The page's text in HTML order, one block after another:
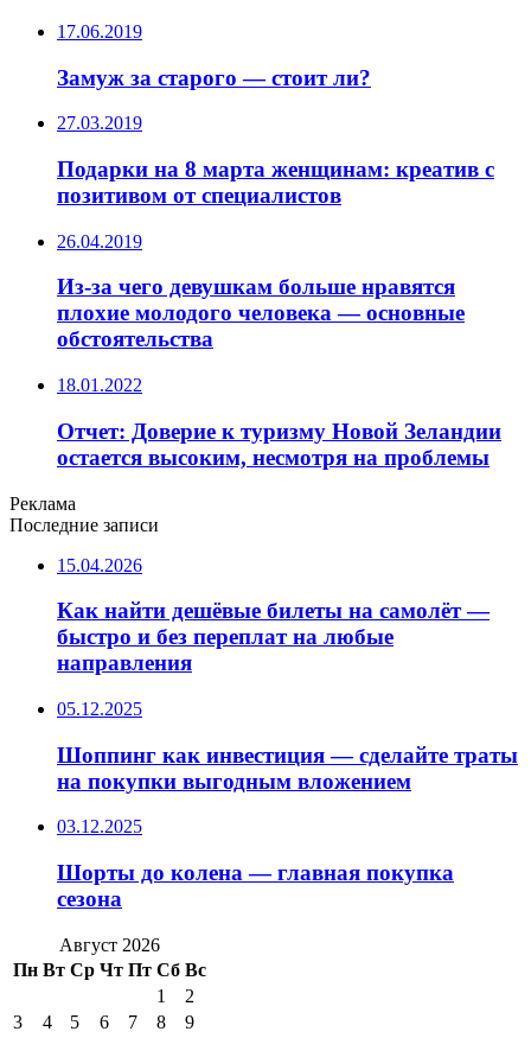
17.06.2019
Замуж за старого — стоит ли?
27.03.2019
Подарки на 8 марта женщинам: креатив с
позитивом от специалистов
26.04.2019
Из-за чего девушкам больше нравятся
плохие молодого человека — основные
обстоятельства
18.01.2022
Отчет: Доверие к туризму Новой Зеландии
остается высоким, несмотря на проблемы
Реклама
Последние записи
15.04.2026
Как найти дешёвые билеты на самолёт —
быстро и без переплат на любые
направления
05.12.2025
Шоппинг как инвестиция — сделайте траты
на покупки выгодным вложением
03.12.2025
Шорты до колена — главная покупка
сезона
Август 2026
Пн Вт Ср Чт Пт Сб Вс
1
2
3
4 5 6 7 8
9